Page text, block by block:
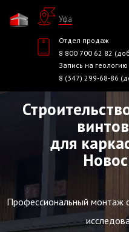
Уфа
Отдел продаж
8 800 700 62 82
Запись на геологию
8 (347) 299-68-86
для
Профессиональный монтаж